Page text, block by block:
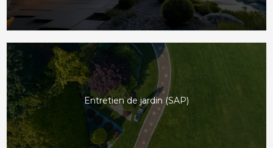
Entretien de jardin (SAP)